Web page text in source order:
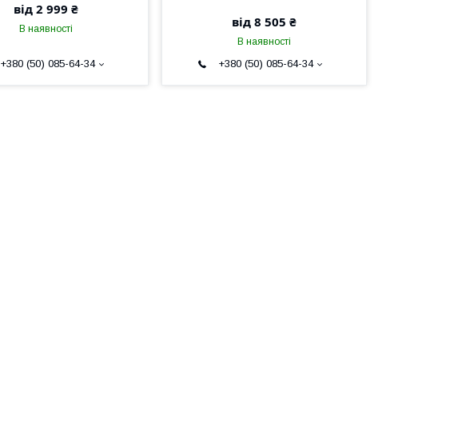
від 2 999 ₴
В наявності
+380 (50) 085-64-34
від 8 505 ₴
В наявності
+380 (50) 085-64-34